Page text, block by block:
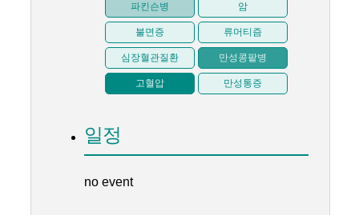
파킨슨병 암
불면증 류머티즘
심장혈관질환 만성콩팥병
고혈압 만성통증
일정
no event